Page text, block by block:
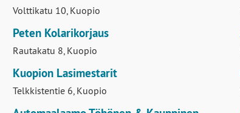
Kuopion Autokorjaamo Oy
Volttikatu 10, Kuopio
Peten Kolarikorjaus
Rautakatu 8, Kuopio
Kuopion Lasimestarit